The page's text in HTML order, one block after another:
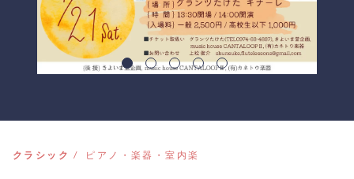
クラシック ピアノ・楽器・室内楽